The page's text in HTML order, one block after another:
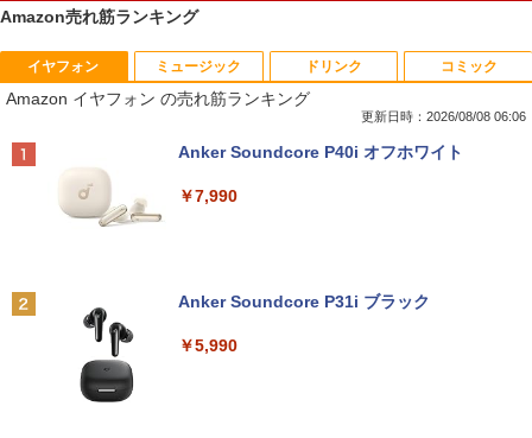
1
【期間限定破格金額！】新生活 新古品 W
in11搭載 パソコンノートパソコンoffice
付き 初心者向けノートPC 初期設定済 1
メモリ4GB～ 高速SSD1TB 最大 フルHD
新で在庫処分
H&B 搭載｜中古 ノートパソコン Windo
1
引き出し付きモニター台(NM01 ミドルブ
ラウン) 【玄関先迄納品】 ニトリ
￥2,990
×1 DP1.4×1 Adaptive Sync対応 フリッ
ディスプレイ MAXZEN MGM25IC04-F2
1
ドラえもん はじめての国語辞典 第2版 [
小学館 国語辞典編集部 ]
￥2,090
￥7,150
Amazon売れ筋ランキング
イヤフォン
Amazon イヤフォン の売れ筋ランキング
更新日時：2026/08/08 06:06
Anker Soundcore P40i オフホワイト
￥7,990
Anker Soundcore P31i ブラック
￥5,990
ミュージック ドリンク コミック